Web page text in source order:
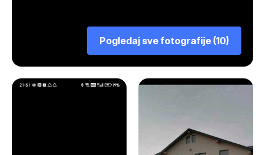
Pogledaj sve fotografije (10)